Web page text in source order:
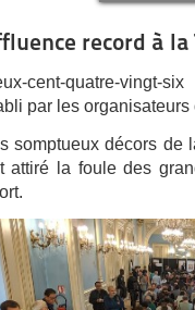
record à la
cent-quatre-vingt-
par les organisateurs
somptueux décors de
attiré la foule des